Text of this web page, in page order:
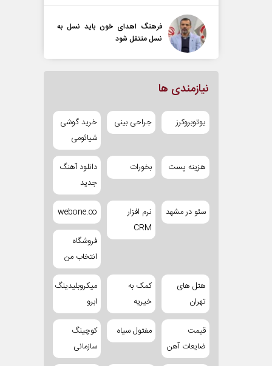
فرهنگ اهدای خون باید نسل به
نسل منتقل شود
نیازمندی ها
یوتوبروکرز جراحی بینی
خرید گوشی
شیائومی
هزینه پست بخورات
دانلود آهنگ
جدید
سئو در مشهد
نرم افزار
CRM
webone.co
فروشگاه
انتخاب من
هتل های
تهران
کمک به
خیریه
میکروبلیدینگ
ابرو
قیمت
ضایعات آهن
مفتول سیاه
کوچینگ
سازمانی